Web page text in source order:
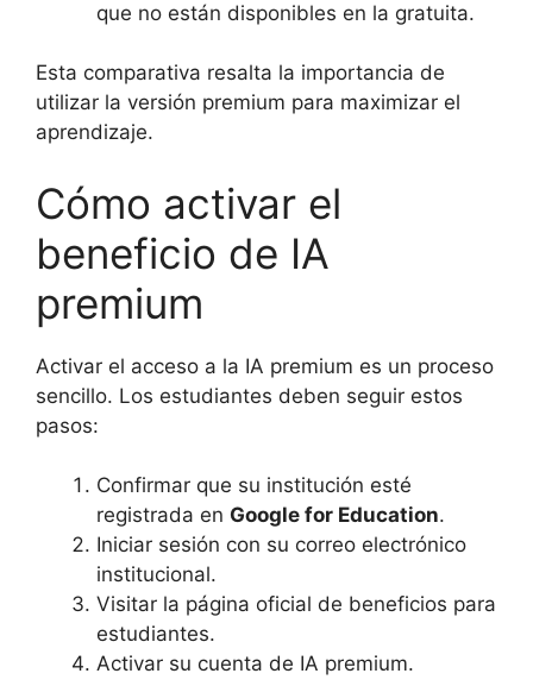
que no están disponibles en la gratuita.
Esta comparativa resalta la importancia de
utilizar la versión premium para maximizar el
aprendizaje.
Cómo activar el
beneficio de IA
premium
Activar el acceso a la IA premium es un proceso
sencillo. Los estudiantes deben seguir estos
pasos:
Confirmar que su institución esté
registrada en Google for Education.
Iniciar sesión con su correo electrónico
institucional.
Visitar la página oficial de beneficios para
estudiantes.
Activar su cuenta de IA premium.